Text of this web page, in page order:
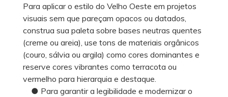
Para aplicar o estilo do Velho Oeste em projetos
visuais sem que pareçam opacos ou datados,
construa sua paleta sobre bases neutras quentes
(creme ou areia), use tons de materiais orgânicos
(couro, sálvia ou argila) como cores dominantes e
reserve cores vibrantes como terracota ou
vermelho para hierarquia e destaque.
● Para garantir a legibilidade e modernizar o